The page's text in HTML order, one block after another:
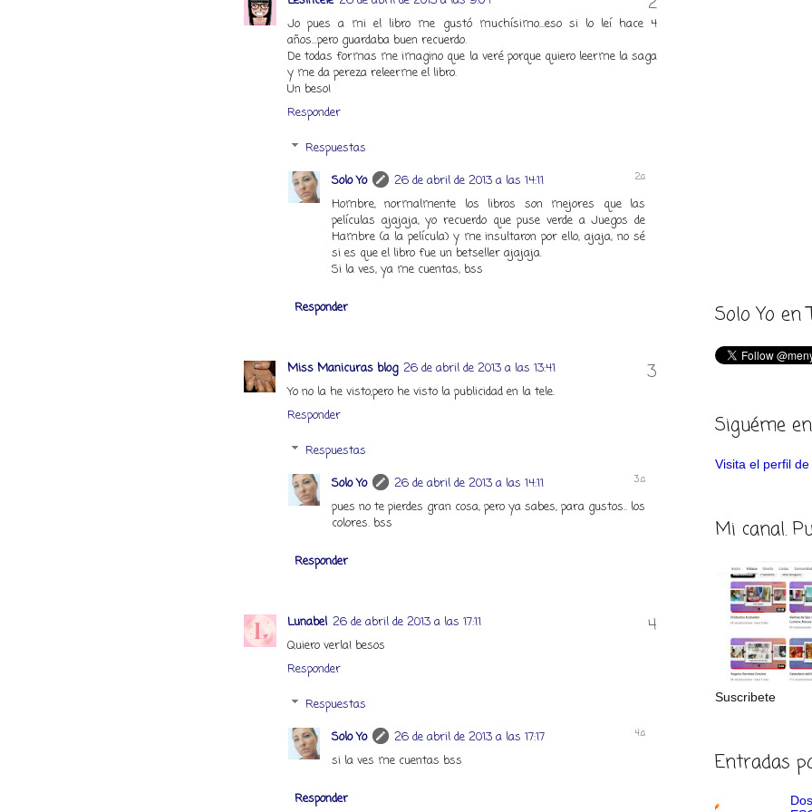
Jo pues a mi el libro me gustó muchísimo...eso si lo leí hace 4
años...pero guardaba buen recuerdo.
De todas formas me imagino que la veré porque quiero leerme la saga
y me da pereza releerme el libro.
Un beso!
Responder
Respuestas
Solo Yo
26 de abril de 2013 a las 14:11
Hombre, normalmente los libros son mejores que las
películas ajajaja, yo recuerdo que puse verde a Juegos de
Hambre (a la película) y me insultaron por ello, ajaja, no sé
si es que el libro fue un betseller ajajaja.
Si la ves, ya me cuentas, bss
Responder
Miss Manicuras blog 26 de abril de 2013 a las 13:41
Yo no la he visto,pero he visto la publicidad en la tele.
Responder
Respuestas
Solo Yo
26 de abril de 2013 a las 14:11
pues no te pierdes gran cosa, pero ya sabes, para gustos.. los
colores. bss
Responder
Lunabel 26 de abril de 2013 a las 17:11
Quiero verla! besos
Responder
Respuestas
Solo Yo
26 de abril de 2013 a las 17:17
si la ves me cuentas bss
Responder
Solo Yo en
Siguéme
Visita el perfil
Mi canal.
Suscribete
Entradas